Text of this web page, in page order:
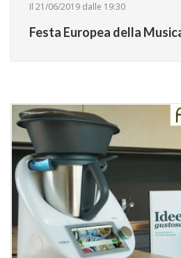
Il 21/06/2019 dalle 19:30
Festa Europea della